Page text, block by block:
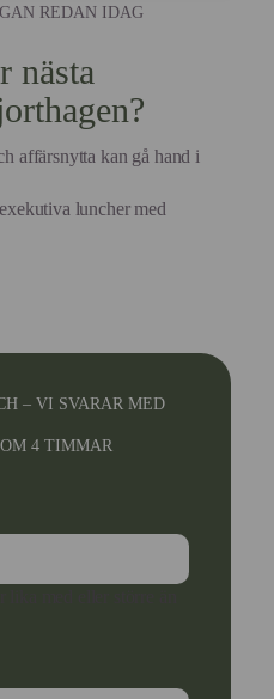
REDAN IDAG
nästa
affärsnytta kan gå hand i
luncher med
– VI SVARAR MED
4 TIMMAR